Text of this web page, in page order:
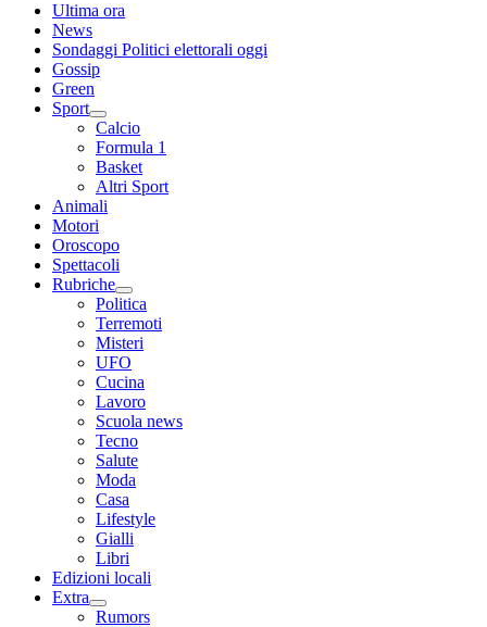
Ultima ora
News
Sondaggi Politici elettorali oggi
Gossip
Green
Sport
Calcio
Formula 1
Basket
Altri Sport
Animali
Motori
Oroscopo
Spettacoli
Rubriche
Politica
Terremoti
Misteri
UFO
Cucina
Lavoro
Scuola news
Tecno
Salute
Moda
Casa
Lifestyle
Gialli
Libri
Edizioni locali
Extra
Rumors